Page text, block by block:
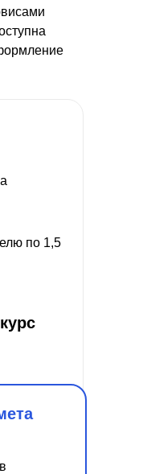
по 1,5